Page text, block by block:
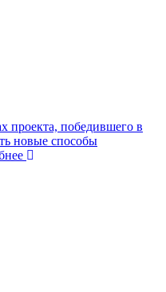
проекта, победившего в
новые способы